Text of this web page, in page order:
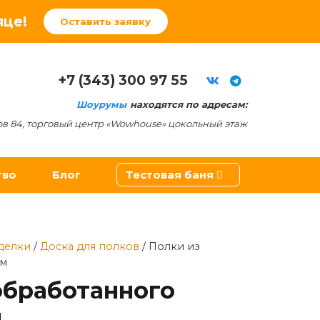
Оставить заявку
+7 (343) 300 97 55
Шоурумы находятся по адресам:
84, торговый центр «Wowhouse» цокольный этаж
Блог Тестовая баня
/Доска для полков / Полки из